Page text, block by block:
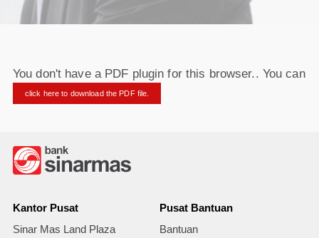
You don't have a PDF plugin for this browser.. You can
click here to download the PDF file.
Kantor Pusat
Sinar Mas Land Plaza
Pusat Bantuan
Bantuan